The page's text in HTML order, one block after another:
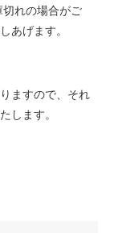
れの場合がご
あげます。
ますので、それ
します。